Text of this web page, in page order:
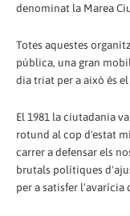
denominat la Marea
Totes aquestes
pública, una gran
dia triat per a això és
El 1981 la ciutadania
rotund al cop d'estat
carrer a defensar els
brutals polítiques
per a satisfer